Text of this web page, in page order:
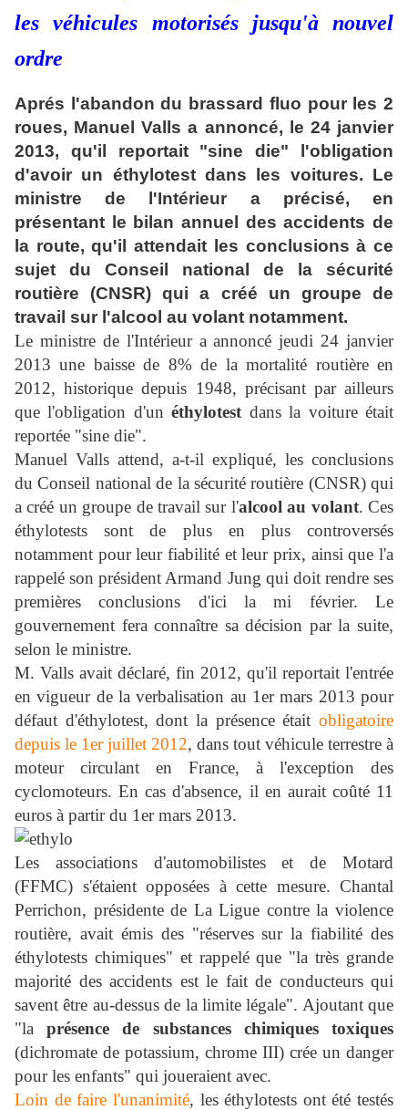
les véhicules motorisés jusqu'à nouvel
ordre
Aprés l'abandon du brassard fluo pour les 2
roues, Manuel Valls a annoncé, le 24 janvier
2013, qu'il reportait "sine die" l'obligation
d'avoir un éthylotest dans les voitures. Le
ministre de l'Intérieur a précisé, en
présentant le bilan annuel des accidents de
la route, qu'il attendait les conclusions à ce
sujet du Conseil national de la sécurité
routière (CNSR) qui a créé un groupe de
travail sur l'alcool au volant notamment.
Le ministre de l'Intérieur a annoncé jeudi 24 janvier
2013 une baisse de 8% de la mortalité routière en
2012, historique depuis 1948, précisant par ailleurs
que l'obligation d'unéthylotest dans la voiture était
reportée "sine die".
Manuel Valls attend, a-t-il expliqué, les conclusions
du Conseil national de la sécurité routière (CNSR) qui
a créé un groupe de travail sur l'alcool au volant. Ces
éthylotests sont de plus en plus controversés
notamment pour leur fiabilité et leur prix, ainsi que l'a
rappelé son président Armand Jung qui doit rendre ses
premières conclusions d'ici la mi février. Le
gouvernement fera connaître sa décision par la suite,
selon le ministre.
M. Valls avait déclaré, fin 2012, qu'il reportait l'entrée
en vigueur de la verbalisation au 1er mars 2013 pour
défaut d'éthylotest, dont la présence était obligatoire
depuis le 1er juillet 2012, dans tout véhicule terrestre à
moteur circulant en France, à l'exception des
cyclomoteurs. En cas d'absence, il en aurait coûté 11
euros à partir du 1er mars 2013.
Les associations d'automobilistes et de Motard
(FFMC) s'étaient opposées à cette mesure. Chantal
Perrichon, présidente de La Ligue contre la violence
routière, avait émis des "réserves sur la fiabilité des
éthylotests chimiques" et rappelé que "la très grande
majorité des accidents est le fait de conducteurs qui
savent être au-dessus de la limite légale". Ajoutant que
"laprésence de substances chimiques toxiques
(dichromate de potassium, chrome III) crée un danger
pour les enfants" qui joueraient avec.
Loin de faire l'unanimité, les éthylotests ont été testés